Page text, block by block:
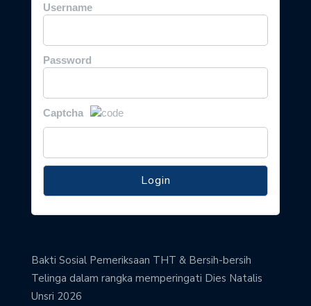
Username
Password
Captcha
Bakti Sosial Pemeriksaan THT & Bersih-bersih
Telinga dalam rangka memperingati Dies Natalis
Unsri 2026